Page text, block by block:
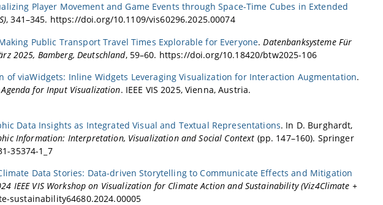
Player Movement and Game Events through Space-Time Cubes in Extended
, 341–345. https://doi.org/10.1109/vis60296.2025.00074
Public Transport Travel Times Explorable for Everyone. Datenbanksysteme Für
2025, Bamberg, Deutschland, 59–60. https://doi.org/10.18420/btw2025-106
of viaWidgets: Inline Widgets Leveraging Visualization for Interaction Augmentation.
for Input Visualization. IEEE VIS 2025, Vienna, Austria.
Data Insights as Integrated Visual and Textual Representations. In D. Burghardt,
Information: Interpretation, Visualization and Social Context (pp. 147–160). Springer
35374-1_7
Data Stories: Data-driven Storytelling to Communicate Effects and Mitigation
IEEE VIS Workshop on Visualization for Climate Action and Sustainability (Viz4Climate +
sustainability64680.2024.00005